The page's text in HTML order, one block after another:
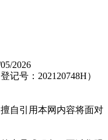
2026
记号：202120748H）
自引用本网内容将面对